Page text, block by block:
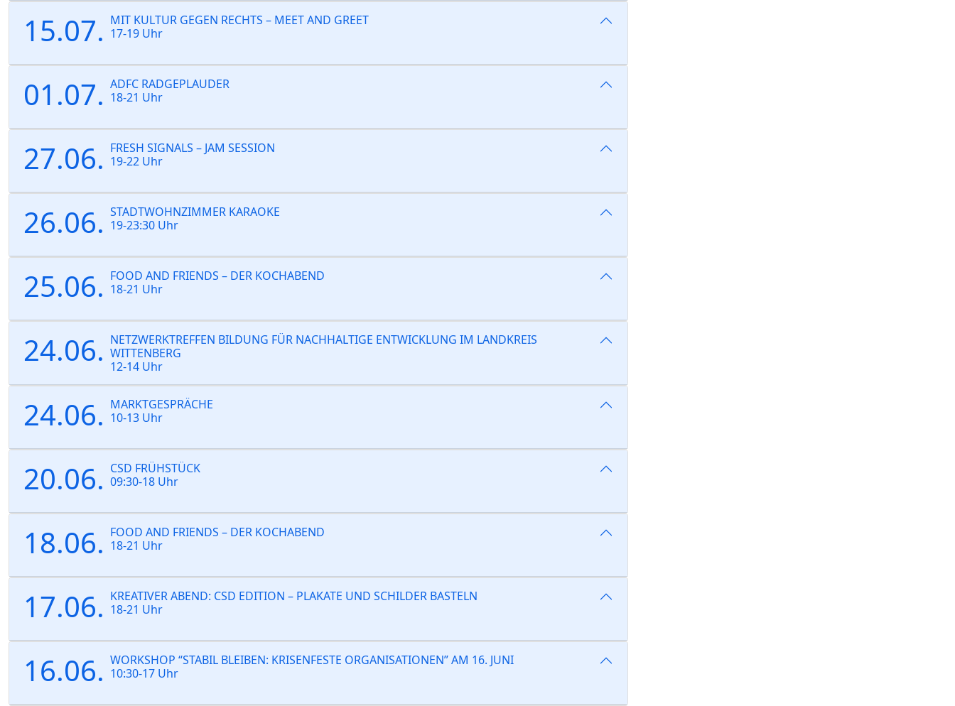
15.07. MIT KULTUR GEGEN RECHTS – MEET AND GREET
17-19 Uhr
01.07. ADFC RADGEPLAUDER
18-21 Uhr
27.06. FRESH SIGNALS – JAM SESSION
19-22 Uhr
26.06. STADTWOHNZIMMER KARAOKE
19-23:30 Uhr
25.06. FOOD AND FRIENDS – DER KOCHABEND
18-21 Uhr
24.06. NETZWERKTREFFEN BILDUNG FÜR NACHHALTIGE ENTWICKLUNG IM LANDKREIS
WITTENBERG
12-14 Uhr
24.06. MARKTGESPRÄCHE
10-13 Uhr
20.06. CSD FRÜHSTÜCK
09:30-18 Uhr
18.06. FOOD AND FRIENDS – DER KOCHABEND
18-21 Uhr
17.06. KREATIVER ABEND: CSD EDITION – PLAKATE UND SCHILDER BASTELN
18-21 Uhr
16.06. WORKSHOP “STABIL BLEIBEN: KRISENFESTE ORGANISATIONEN” AM 16. JUNI
10:30-17 Uhr